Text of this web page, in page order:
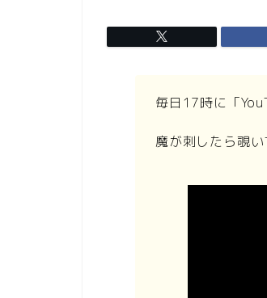
毎日17時に「
魔が刺したら覗